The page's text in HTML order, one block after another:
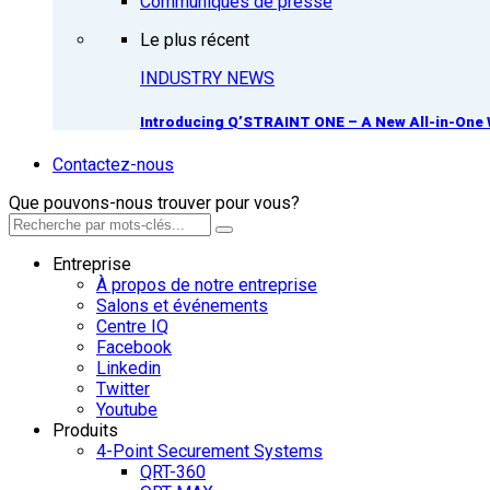
Le plus récent
INDUSTRY NEWS
Introducing Q’STRAINT ONE – A New All-in-
Contactez-nous
Que pouvons-nous trouver pour vous?
Entreprise
À propos de notre entreprise
Salons et événements
Centre IQ
Facebook
Linkedin
Twitter
Youtube
Produits
4-Point Securement Systems
QRT-360